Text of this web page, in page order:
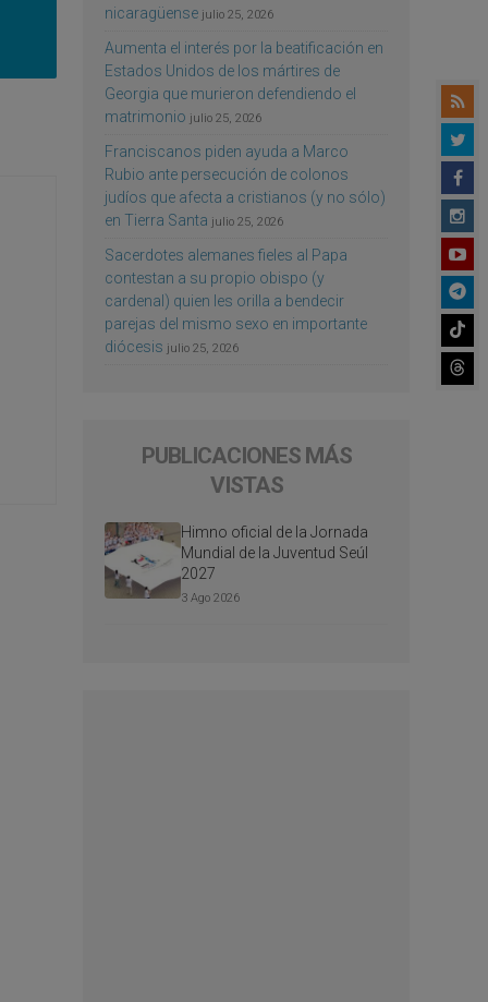
nicaragüense julio 25, 2026
Aumenta el interés por la beatificación en
Estados Unidos de los mártires de
Georgia que murieron defendiendo el
matrimonio julio 25, 2026
Franciscanos piden ayuda a Marco
Rubio ante persecución de colonos
judíos que afecta a cristianos (y no sólo)
en Tierra Santa julio 25, 2026
Sacerdotes alemanes fieles al Papa
contestan a su propio obispo (y
cardenal) quien les orilla a bendecir
parejas del mismo sexo en importante
diócesis julio 25, 2026
PUBLICACIONES MÁS
VISTAS
Himno oficial de la Jornada
Mundial de la Juventud Seúl
2027
3 Ago 2026